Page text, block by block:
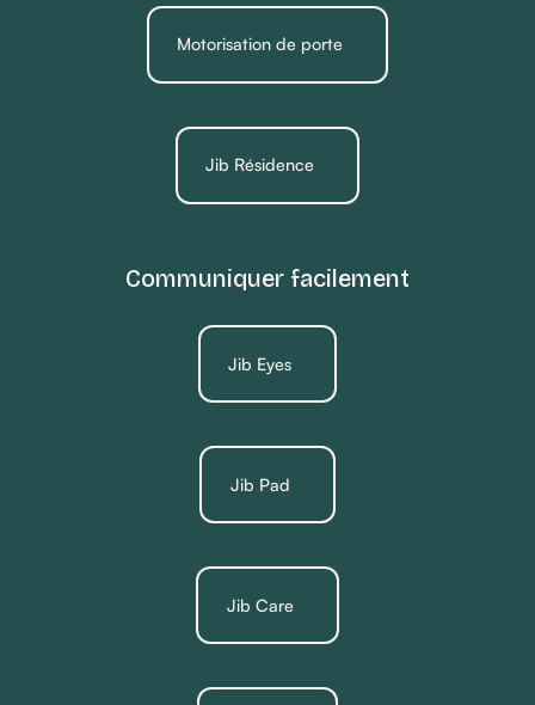
Motorisation de porte
Jib Résidence
Communiquer facilement
Jib Eyes
Jib Pad
Jib Care